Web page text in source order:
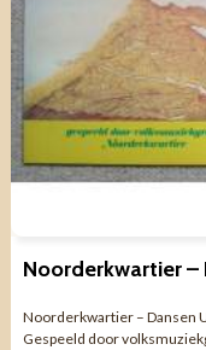
Noorderkwartier – Dansen
Gespeeld door